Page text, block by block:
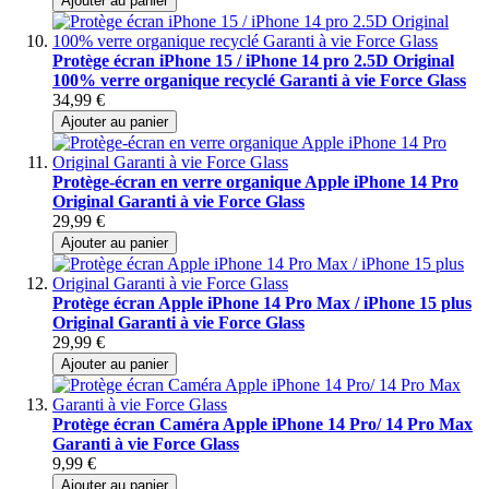
Protège écran iPhone 15 / iPhone 14 pro 2.5D Original
100% verre organique recyclé Garanti à vie Force Glass
34,99 €
Ajouter au panier
Protège-écran en verre organique Apple iPhone 14 Pro
Original Garanti à vie Force Glass
29,99 €
Ajouter au panier
Protège écran Apple iPhone 14 Pro Max / iPhone 15 plus
Original Garanti à vie Force Glass
29,99 €
Ajouter au panier
Protège écran Caméra Apple iPhone 14 Pro/ 14 Pro Max
Garanti à vie Force Glass
9,99 €
Ajouter au panier